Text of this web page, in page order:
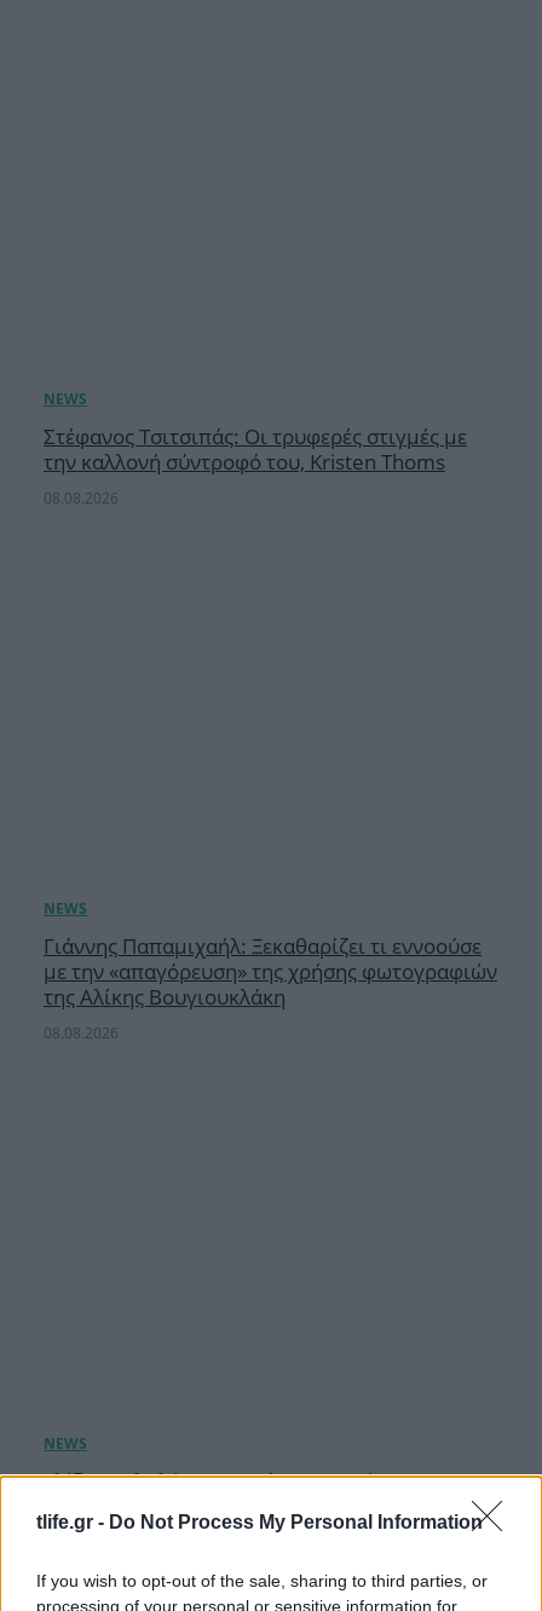
tlife.gr - Do Not Process My Personal Information
If you wish to opt-out of the sale, sharing to third parties, or
processing of your personal or sensitive information for
Στέφανος Τσιτσιπάς: Οι τρυφερές στιγμές με
την καλλονή σύντροφό του, Kristen Thoms
08.08.2026
Γιάννης Παπαμιχαήλ: Ξεκαθαρίζει τι εννοούσε
με την «απαγόρευση» της χρήσης φωτογραφιών
της Αλίκης Βουγιουκλάκη
08.08.2026
Ελίζαμπεθ Ελέτσι: Στον Άγιο Νεκτάριο με τον
σύζυγό της και τον γιο τους – «Σήμερα πήραμε
την ευχή για τον γιο μας»